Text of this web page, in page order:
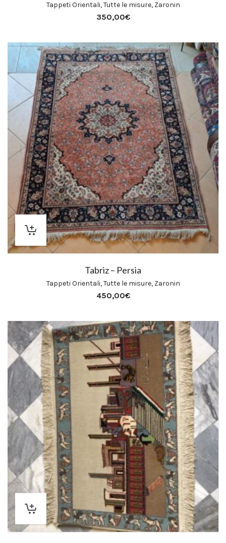
Tappeti Orientali,Tutte le misure, Zaronin
350,00€
Tabriz – Persia
Tappeti Orientali,Tutte le misure, Zaronin
450,00€